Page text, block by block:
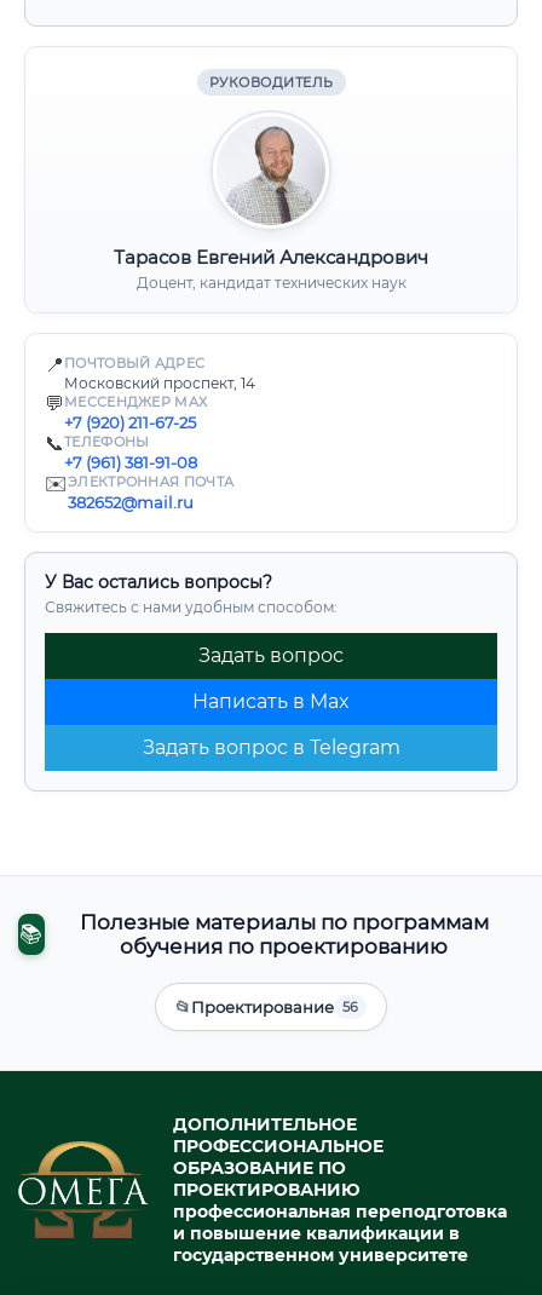
РУКОВОДИТЕЛЬ
Тарасов Евгений Александрович
Доцент, кандидат технических наук
📍 ПОЧТОВЫЙ АДРЕС
Московский проспект, 14
💬 МЕССЕНДЖЕР MAX
+7 (920) 211-67-25
📞ТЕЛЕФОНЫ
+7 (961) 381-91-08
✉️ЭЛЕКТРОННАЯ ПОЧТА
382652@mail.ru
У Вас остались вопросы?
Свяжитесь с нами удобным способом:
Задать вопрос
Написать в Max
Задать вопрос в Telegram
📚
Полезные материалы по программам
обучения по проектированию
📂Проектирование 56
ДОПОЛНИТЕЛЬНОЕ
ПРОФЕССИОНАЛЬНОЕ
ОБРАЗОВАНИЕ ПО
ПРОЕКТИРОВАНИЮ
профессиональная переподготовка
и повышение квалификации в
государственном университете